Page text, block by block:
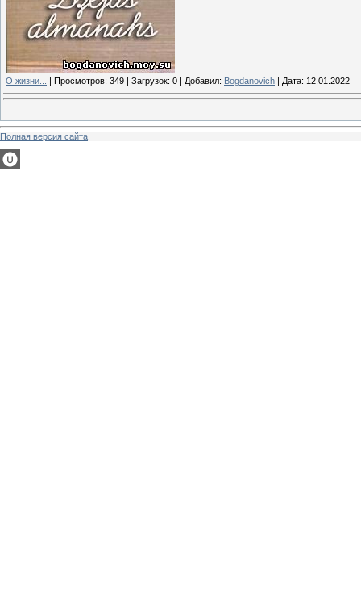
О жизни... | Просмотров: 349 | Загрузок: 0 | Добавил: Bogdanovich | Дата: 12.01.2022
Полная версия сайта